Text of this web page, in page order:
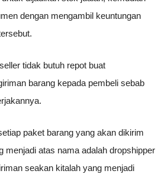
dengan mengambil keuntungan
tidak butuh repot buat
barang kepada pembeli sebab
paket barang yang akan dikirim
menjadi atas nama adalah dropshipper
seakan kitalah yang menjadi